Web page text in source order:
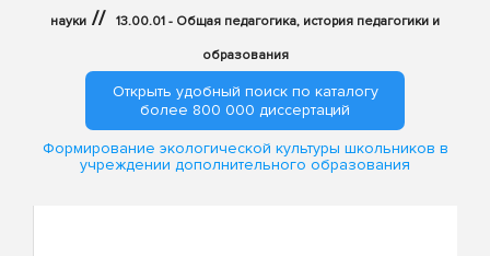
науки // 13.00.01 - Общая педагогика, история педагогики и
образования
Открыть удобный поиск по каталогу
более 800 000 диссертаций
Формирование экологической культуры школьников в
учреждении дополнительного образования